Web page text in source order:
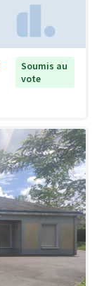
Soumis au
vote